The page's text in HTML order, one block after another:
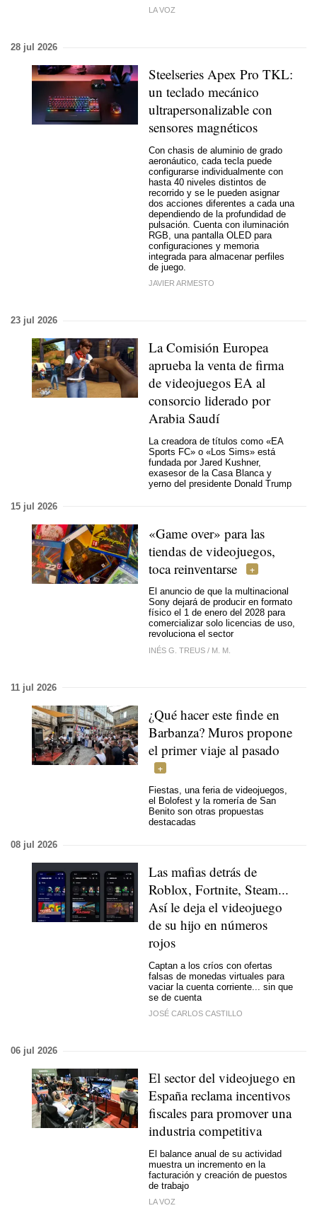
LA VOZ
28 jul 2026
Steelseries Apex Pro TKL:
un teclado mecánico
ultrapersonalizable con
sensores magnéticos
Con chasis de aluminio de grado
aeronáutico, cada tecla puede
configurarse individualmente con
hasta 40 niveles distintos de
recorrido y se le pueden asignar
dos acciones diferentes a cada una
dependiendo de la profundidad de
pulsación. Cuenta con iluminación
RGB, una pantalla OLED para
configuraciones y memoria
integrada para almacenar perfiles
de juego.
JAVIER ARMESTO
23 jul 2026
La Comisión Europea
aprueba la venta de firma
de videojuegos EA al
consorcio liderado por
Arabia Saudí
La creadora de títulos como «EA
Sports FC» o «Los Sims» está
fundada por Jared Kushner,
exasesor de la Casa Blanca y
yerno del presidente Donald Trump
15 jul 2026
«Game over» para las
tiendas de videojuegos,
toca reinventarse
El anuncio de que la multinacional
Sony dejará de producir en formato
físico el 1 de enero del 2028 para
comercializar solo licencias de uso,
revoluciona el sector
INÉS G. TREUS / M. M.
11 jul 2026
¿Qué hacer este finde en
Barbanza? Muros propone
el primer viaje al pasado
Fiestas, una feria de videojuegos,
el Bolofest y la romería de San
Benito son otras propuestas
destacadas
08 jul 2026
Las mafias detrás de
Roblox, Fortnite, Steam...
Así le deja el videojuego
de su hijo en números
rojos
Captan a los críos con ofertas
falsas de monedas virtuales para
vaciar la cuenta corriente... sin que
se de cuenta
JOSÉ CARLOS CASTILLO
06 jul 2026
El sector del videojuego en
España reclama incentivos
fiscales para promover una
industria competitiva
El balance anual de su actividad
muestra un incremento en la
facturación y creación de puestos
de trabajo
LA VOZ